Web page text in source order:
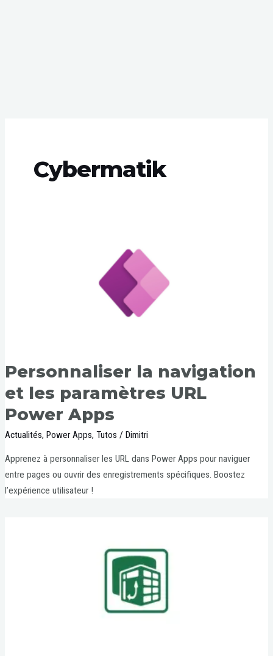
Cybermatik
Personnaliser la navigation
et les paramètres URL
Power Apps
Actualités,Power Apps,Tutos /Dimitri
Apprenez à personnaliser les URL dans Power Apps pour naviguer
entre pages ou ouvrir des enregistrements spécifiques. Boostez
l’expérience utilisateur !